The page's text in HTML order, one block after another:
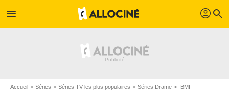
menu profil search
Accueil Séries Séries TV les plus populaires Séries Drame BMF